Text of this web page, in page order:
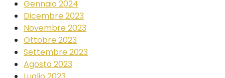
Gennaio 2024
Dicembre 2023
Novembre 2023
Ottobre 2023
Settembre 2023
Agosto 2023